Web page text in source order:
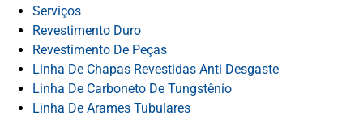
Serviços
Revestimento Duro
Revestimento De Peças
Linha De Chapas Revestidas Anti Desgaste
Linha De Carboneto De Tungstênio
Linha De Arames Tubulares